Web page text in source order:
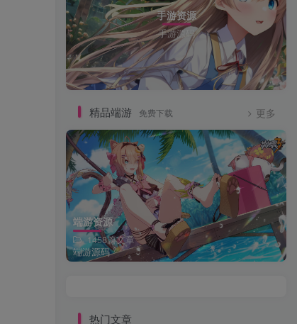
手游资源
手游源码
精品端游 免费下载 更多
端游资源
1458篇文章
端游源码
热门文章